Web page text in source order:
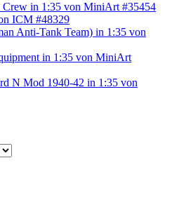
Crew in 1:35 von MiniArt #35454
ICM #48329
Anti-Tank Team) in 1:35 von
in 1:35 von MiniArt
N Mod 1940-42 in 1:35 von